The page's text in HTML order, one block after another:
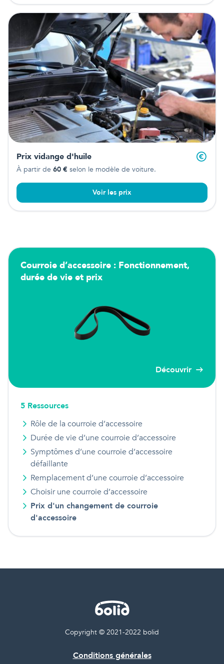
Prix vidange d'huile
À partir de 60 € selon le modèle de voiture.
Voir les prix
Courroie d’accessoire : Fonctionnement,
durée de vie et prix
Découvrir
5 Ressources
Rôle de la courroie d’accessoire
Durée de vie d’une courroie d’accessoire
Symptômes d’une courroie d’accessoire
défaillante
Remplacement d’une courroie d’accessoire
Choisir une courroie d’accessoire
Prix d'un changement de courroie
d'accessoire
Copyright © 2021-2022 bolid
Conditions générales